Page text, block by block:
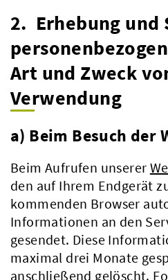
2. Erhebung und
Art und Zweck
Verwendung
a) Beim Besuch der
Beim Aufrufen unserer
den auf Ihrem Endgerät
kommenden Browser
Informationen an den
gesendet. Diese
maximal drei Monate
anschließend gelöscht.